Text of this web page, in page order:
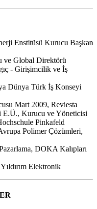
Enstitüsü Kurucu Başkan
ve Global Direktörü
- Girişimcilik ve İş
Dünya Türk İş Konseyi
Mart 2009, Reviesta
E.Ü., Kurucu ve Yöneticisi
Pinkafeld
Polimer Çözümleri,
DOKA Kalıpları
Elektronik